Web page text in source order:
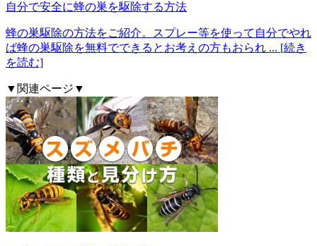
自分で安全に蜂の巣を駆除する方法
蜂の巣駆除の方法をご紹介。スプレー等を使って自分でやれ
ば蜂の巣駆除を無料でできるとお考えの方もおられ ... [続き
を読む]
▼関連ページ▼